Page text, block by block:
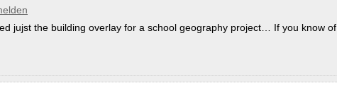
jujst the building overlay for a school geography project… If you know of